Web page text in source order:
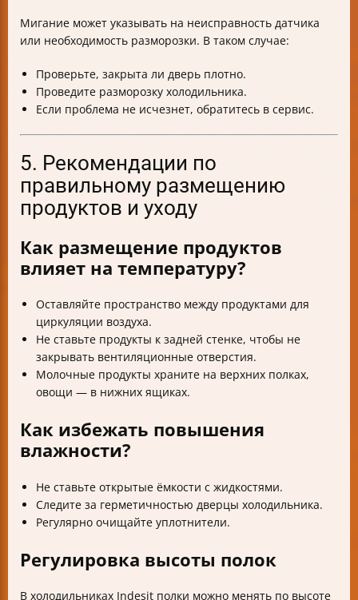
Мигание может указывать на неисправность датчика
или необходимость разморозки. В таком случае:
Проверьте, закрыта ли дверь плотно.
Проведите разморозку холодильника.
Если проблема не исчезнет, обратитесь в сервис.
5. Рекомендации по
правильному размещению
продуктов и уходу
Как размещение продуктов
влияет на температуру?
Оставляйте пространство между продуктами для
циркуляции воздуха.
Не ставьте продукты к задней стенке, чтобы не
закрывать вентиляционные отверстия.
Молочные продукты храните на верхних полках,
овощи — в нижних ящиках.
Как избежать повышения
влажности?
Не ставьте открытые ёмкости с жидкостями.
Следите за герметичностью дверцы холодильника.
Регулярно очищайте уплотнители.
Регулировка высоты полок
В холодильниках Indesit полки можно менять по высоте